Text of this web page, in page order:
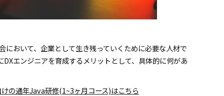
において、企業として生き残っていくために必要な人材で
エンジニアを育成するメリットとして、具体的に何があ
の通年Java研修(1~3ヶ月コース)はこちら